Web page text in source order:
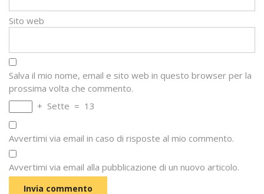
Sito web
Salva il mio nome, email e sito web in questo browser per la
prossima volta che commento.
+ Sette = 13
Avvertimi via email in caso di risposte al mio commento.
Avvertimi via email alla pubblicazione di un nuovo articolo.